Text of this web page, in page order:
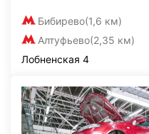
Бибирево(1,6 км)
Алтуфьево(2,35 км)
Лобненская 4